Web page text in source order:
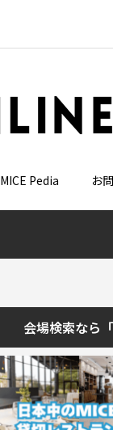
MICE Pedia お
会場検索なら